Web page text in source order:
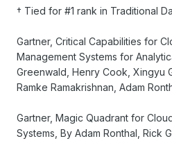
† Tied for #1 rank in Traditional
Gartner, Critical Capabilities for
Management Systems for
Greenwald, Henry Cook, Xingyu
Ramke Ramakrishnan, Adam
Gartner, Magic Quadrant for
Systems, By Adam Ronthal, Rick